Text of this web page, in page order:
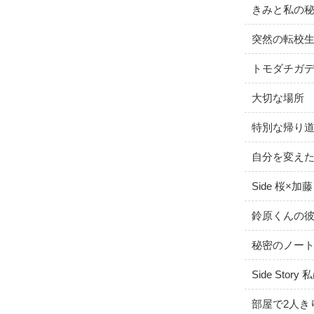
きみと私の
突然の転校
トモダチガ
大切な場所
特別な帰り
自分を変え
Side 桜×加藤
鈴原くんの
秘密のノー
Side Story
部屋で2人き